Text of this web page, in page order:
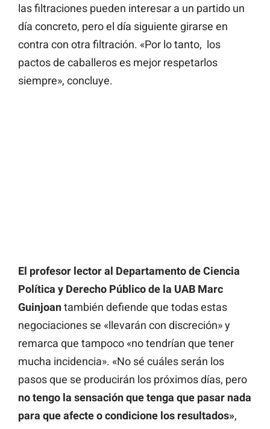
las filtraciones pueden interesar a un partido un
día concreto, pero el día siguiente girarse en
contra con otra filtración. «Por lo tanto, los
pactos de caballeros es mejor respetarlos
siempre», concluye.
El profesor lector al Departamento de Ciencia
Política y Derecho Público de la UAB Marc
Guinjoantambién defiende que todas estas
negociaciones se «llevarán con discreción» y
remarca que tampoco «no tendrían que tener
mucha incidencia». «No sé cuáles serán los
pasos que se producirán los próximos días, pero
no tengo la sensación que tenga que pasar nada
para que afecte o condicione los resultados»,